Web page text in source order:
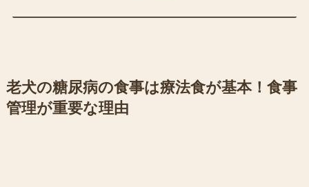
老犬の糖尿病の食事は療法食が基本！食事
管理が重要な理由